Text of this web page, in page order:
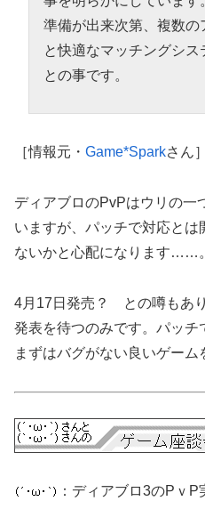
準備が出来次第、複数
と快適なマッチングシ
との事です。
［情報元・ Game*Sparkさん］
ディアブロのPvPはウリの一
いますが、パッチで対応と
ないかと心配になります……。
4月17日発売？ との噂もあ
発表を待つのみです。パッチ
まずはバグがない良いゲーム
：ディアブロ3のPｖP